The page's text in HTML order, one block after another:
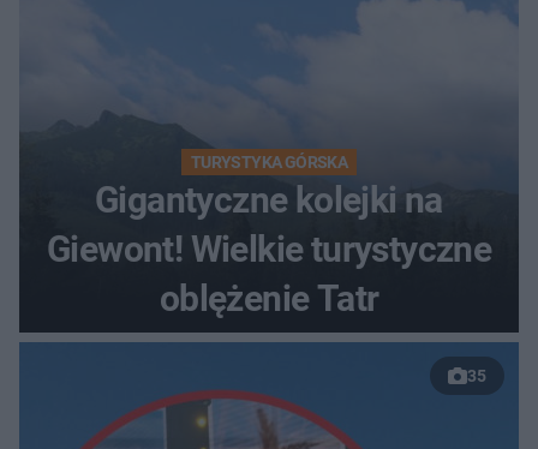
TURYSTYKA GÓRSKA
Gigantyczne kolejki na
Giewont! Wielkie turystyczne
oblężenie Tatr
35